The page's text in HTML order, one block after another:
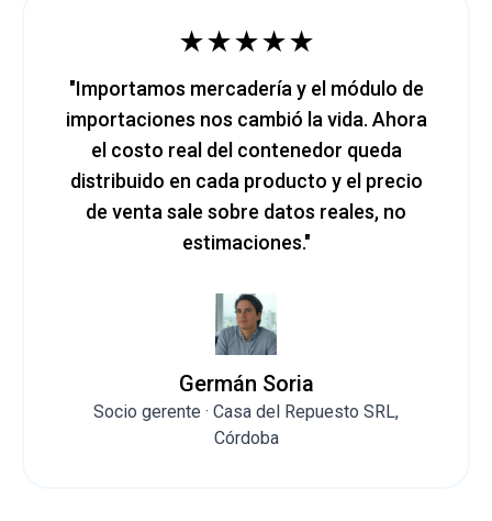
★★★★★
"Importamos mercadería y el módulo de
importaciones nos cambió la vida. Ahora
el costo real del contenedor queda
distribuido en cada producto y el precio
de venta sale sobre datos reales, no
estimaciones."
Germán Soria
Socio gerente · Casa del Repuesto SRL,
Córdoba